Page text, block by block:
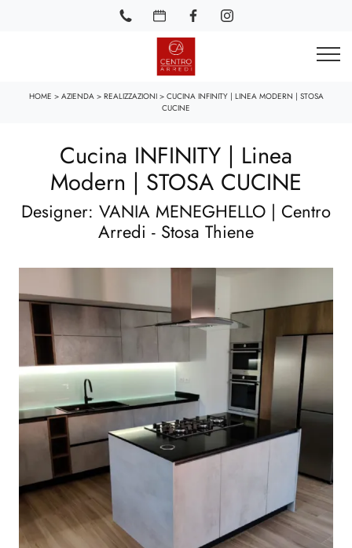
HOME > AZIENDA> REALIZZAZIONI > CUCINA INFINITY | LINEA MODERN | STOSA
CUCINE
Cucina INFINITY | Linea
Modern | STOSA CUCINE
Designer: VANIA MENEGHELLO | Centro
Arredi - Stosa Thiene